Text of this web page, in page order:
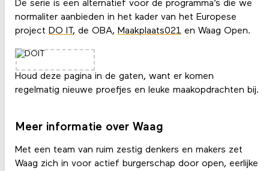
De serie is een alternatief voor de programma’s die we
normaliter aanbieden in het kader van het Europese
project DO IT, de OBA, Maakplaats021 en Waag Open.
Houd deze pagina in de gaten, want er komen
regelmatig nieuwe proefjes en leuke maakopdrachten bij.
Meer informatie over Waag
Met een team van ruim zestig denkers en makers zet
Waag zich in voor actief burgerschap door open, eerlijke